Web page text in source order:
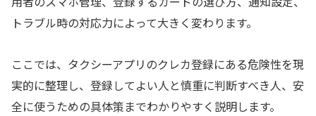
トラブル時の対応力によって大きく変わります。
ここでは、タクシーアプリのクレカ登録にある危険性を現
実的に整理し、登録してよい人と慎重に判断すべき人、安
全に使うための具体策までわかりやすく説明します。